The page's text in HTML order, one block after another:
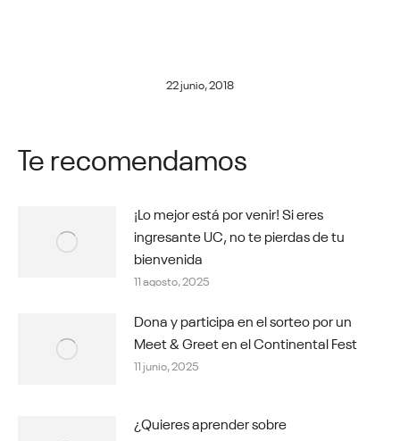
22 junio, 2018
Te recomendamos
¡Lo mejor está por venir! Si eres
ingresante UC, no te pierdas de tu
bienvenida
11 agosto, 2025
Dona y participa en el sorteo por un
Meet & Greet en el Continental Fest
11 junio, 2025
¿Quieres aprender sobre